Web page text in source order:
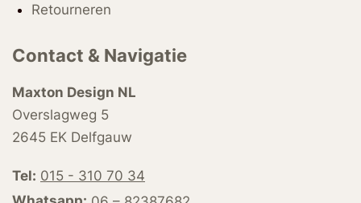
Retourneren
Contact & Navigatie
Maxton Design NL
Overslagweg 5
2645 EK Delfgauw
Tel: 015 - 310 70 34